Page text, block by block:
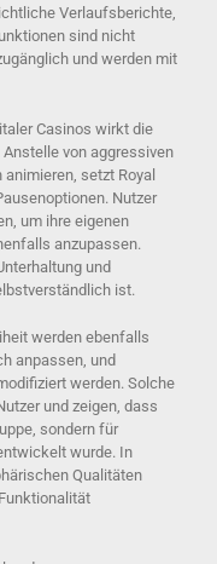
Verlaufsberichte,
sind nicht
und werden mit
Casinos wirkt die
von aggressiven
setzt Royal
Nutzer
um ihre eigenen
anzupassen.
und
ist.
werden ebenfalls
anpassen, und
werden. Solche
und zeigen, dass
sondern für
wurde. In
Qualitäten